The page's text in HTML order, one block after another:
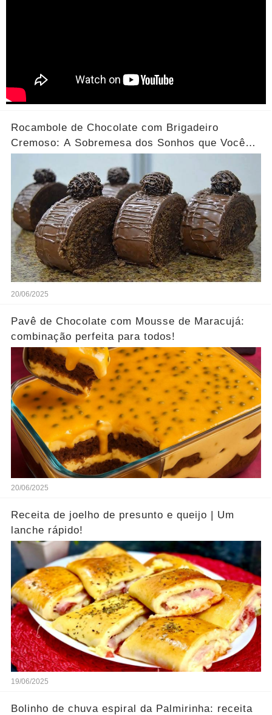
Rocambole de Chocolate com Brigadeiro
Cremoso: A Sobremesa dos Sonhos que Você
20/06/2025
Pavê de Chocolate com Mousse de Maracujá:
combinação perfeita para todos!
20/06/2025
Receita de joelho de presunto e queijo | Um
lanche rápido!
19/06/2025
Bolinho de chuva espiral da Palmirinha: receita